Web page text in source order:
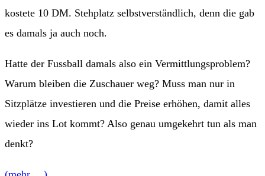
kostete 10 DM. Stehplatz selbstverständlich, denn die gab
es damals ja auch noch.
Hatte der Fussball damals also ein Vermittlungsproblem?
Warum bleiben die Zuschauer weg? Muss man nur in
Sitzplätze investieren und die Preise erhöhen, damit alles
wieder ins Lot kommt? Also genau umgekehrt tun als man
denkt?